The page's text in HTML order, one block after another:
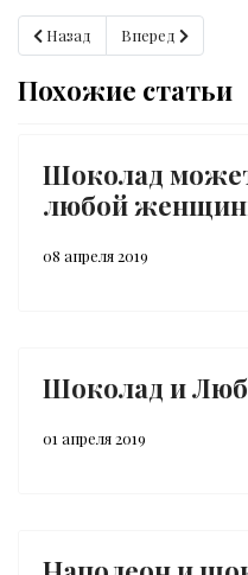
Предыдущий: Роль
Назад Следующий:
Вперед
Похожие статьи
Шоколад
любой
08 апреля 2019
Шоколад и
01 апреля 2019